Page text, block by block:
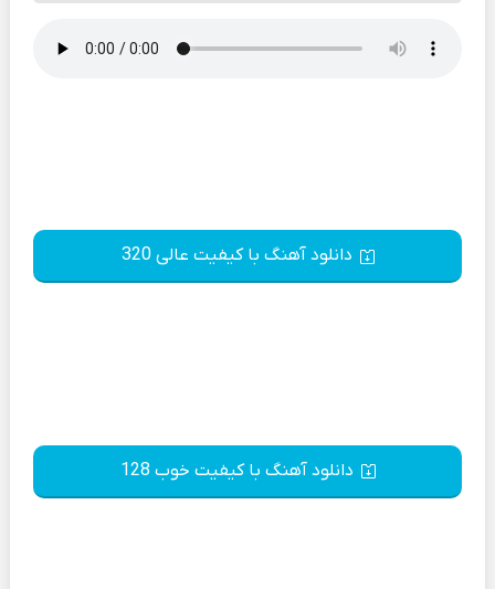
دانلود آهنگ با کیفیت عالی 320
دانلود آهنگ با کیفیت خوب 128